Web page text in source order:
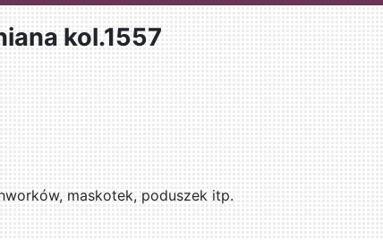
kol.1557
maskotek, poduszek itp.